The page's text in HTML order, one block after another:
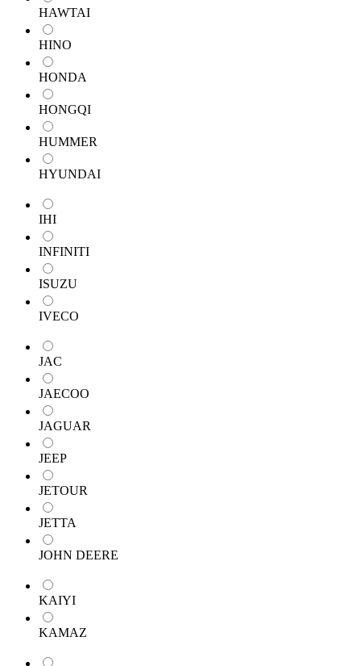
HAWTAI
HINO
HONDA
HONGQI
HUMMER
HYUNDAI
IHI
INFINITI
ISUZU
IVECO
JAC
JAECOO
JAGUAR
JEEP
JETOUR
JETTA
JOHN DEERE
KAIYI
KAMAZ